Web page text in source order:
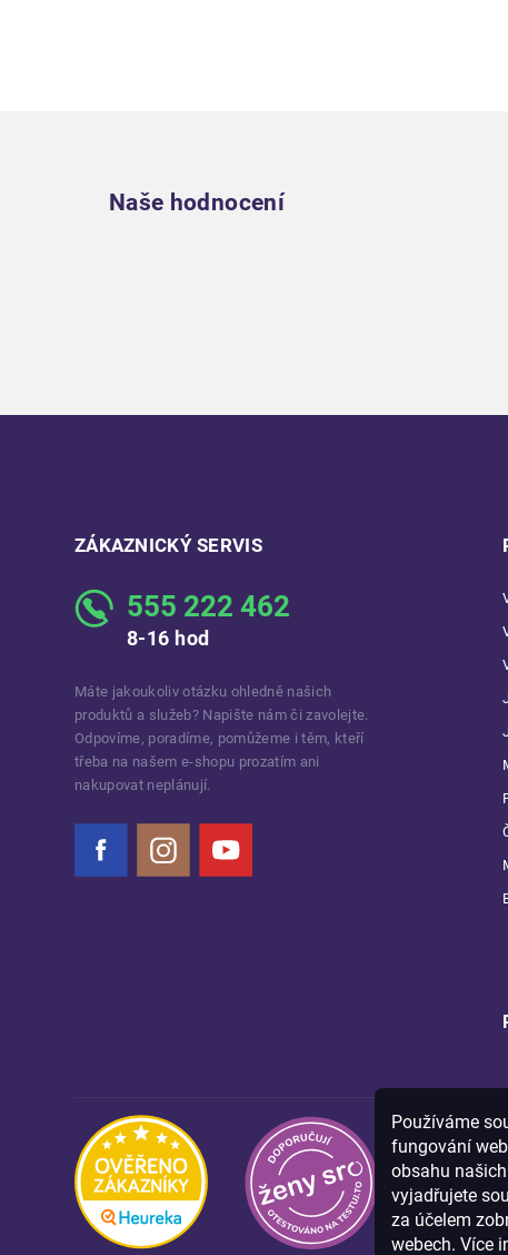
Používáme
fungování
obsahu
vyjadřujete
za účelem
webech. Více
Naše hodnocení
ZÁKAZNICKÝ SERVIS
555 222 462
8-16 hod
Máte jakoukoliv otázku ohledně našich
produktů a služeb? Napište nám či zavolejte.
Odpovíme, poradíme, pomůžeme i těm, kteří
třeba na našem e-shopu prozatím ani
nakupovat neplánují.
Instagram